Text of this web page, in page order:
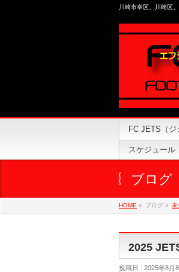
川崎市幸区、川崎区
FC JETS（ジ
スケジュール
ブログ
HOME » ブログ » 未
2025
投稿日 : 2025年8月8